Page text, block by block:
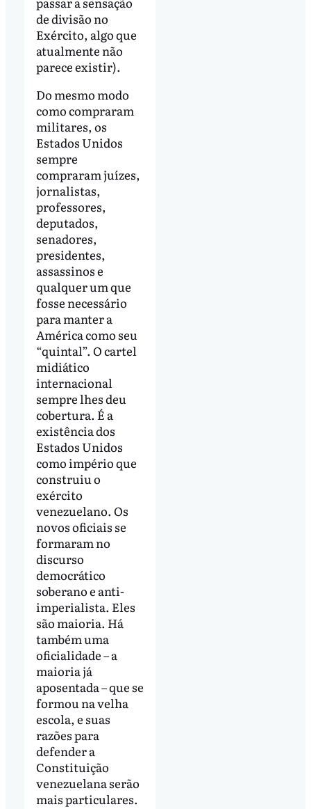
de divisão no
Exército, algo que
atualmente não
parece existir).
Do mesmo modo
como compraram
militares, os
Estados Unidos
sempre
compraram juízes,
jornalistas,
professores,
deputados,
senadores,
presidentes,
assassinos e
qualquer um que
fosse necessário
para manter a
América como seu
“quintal”. O cartel
midiático
internacional
sempre lhes deu
cobertura. É a
existência dos
Estados Unidos
como império que
construiu o
exército
venezuelano. Os
novos oficiais se
formaram no
discurso
democrático
soberano e anti-
imperialista. Eles
são maioria. Há
também uma
oficialidade – a
maioria já
aposentada – que se
formou na velha
escola, e suas
razões para
defender a
Constituição
venezuelana serão
mais particulares.